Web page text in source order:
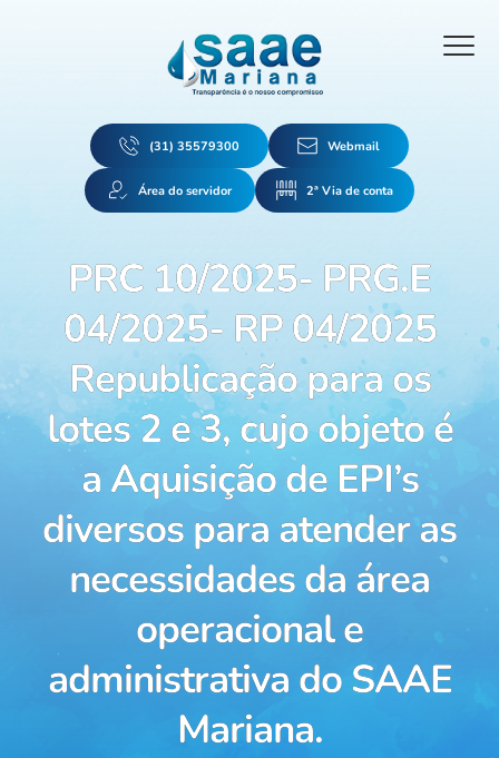
(31) 35579300 Webmail
Área do servidor 2ª Via de conta
PRC 10/2025- PRG.E
04/2025- RP 04/2025
Republicação para os
lotes 2 e 3, cujo objeto é
a Aquisição de EPI’s
diversos para atender as
necessidades da área
operacional e
administrativa do SAAE
Mariana.